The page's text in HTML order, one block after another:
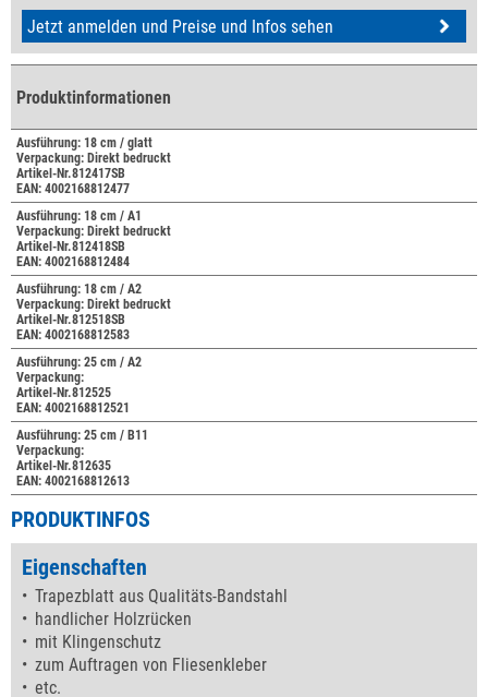
Jetzt anmelden und Preise und Infos sehen
Produktinformationen
Ausführung: 18 cm / glatt
Verpackung: Direkt bedruckt
Artikel-Nr.812417SB
EAN: 4002168812477
Ausführung: 18 cm / A1
Verpackung: Direkt bedruckt
Artikel-Nr.812418SB
EAN: 4002168812484
Ausführung: 18 cm / A2
Verpackung: Direkt bedruckt
Artikel-Nr.812518SB
EAN: 4002168812583
Ausführung: 25 cm / A2
Verpackung:
Artikel-Nr.812525
EAN: 4002168812521
Ausführung: 25 cm / B11
Verpackung:
Artikel-Nr.812635
EAN: 4002168812613
PRODUKTINFOS
Eigenschaften
Trapezblatt aus Qualitäts-Bandstahl
handlicher Holzrücken
mit Klingenschutz
zum Auftragen von Fliesenkleber
etc.